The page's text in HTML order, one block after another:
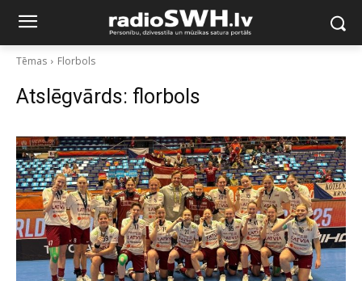
Tēmas Florbols
Atslēgvārds: florbols